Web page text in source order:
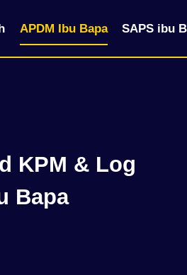
APDM Ibu Bapa SAPS ibu
KPM & Log
Bapa